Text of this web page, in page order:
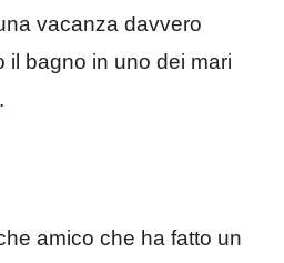
vacanza davvero
il bagno in uno dei mari
amico che ha fatto un